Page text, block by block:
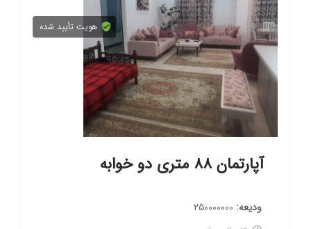
هویت تأیید شده
آپارتمان، 143متر، 3 خوابه